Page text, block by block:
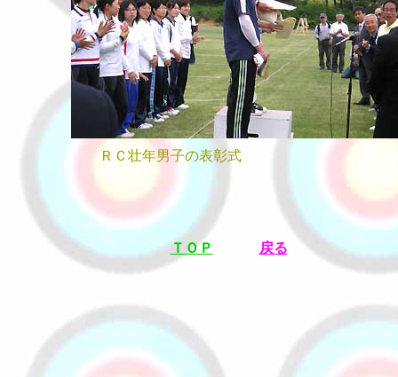
ＲＣ壮年男子の表彰式
ＴＯＰ 戻る